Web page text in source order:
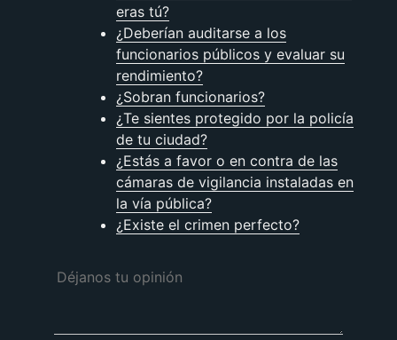
eras tú?
¿Deberían auditarse a los
funcionarios públicos y evaluar su
rendimiento?
¿Sobran funcionarios?
¿Te sientes protegido por la policía
de tu ciudad?
¿Estás a favor o en contra de las
cámaras de vigilancia instaladas en
la vía pública?
¿Existe el crimen perfecto?